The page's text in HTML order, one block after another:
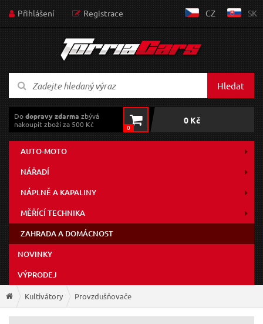
Přihlášení Registrace CZ SK
Hledat
Dodopravy zdarma zbývá
nakoupit zboží za 500 Kč
0
0 Kč
AUTO-MOTO
NÁŘADÍ
NÁPLNĚ A KAPALINY
MĚŘÍCÍ TECHNIKA
ZAHRADA A DOMÁCNOST
NOVINKY
VÝPRODEJ
Kultivátory Provzdušňovače